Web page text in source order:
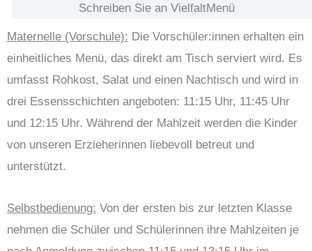
Schreiben Sie an VielfaltMenü
Maternelle (Vorschule): Die Vorschüler:innen erhalten ein
einheitliches Menü, das direkt am Tisch serviert wird. Es
umfasst Rohkost, Salat und einen Nachtisch und wird in
drei Essensschichten angeboten: 11:15 Uhr, 11:45 Uhr
und 12:15 Uhr. Während der Mahlzeit werden die Kinder
von unseren Erzieherinnen liebevoll betreut und
unterstützt.
Selbstbedienung: Von der ersten bis zur letzten Klasse
nehmen die Schüler und Schülerinnen ihre Mahlzeiten je